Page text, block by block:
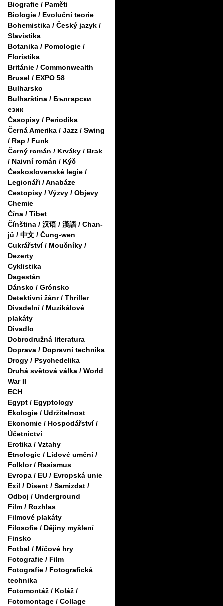
Biografie / Paměti
Biologie / Evoluční teorie
Bohemistika / Český jazyk /
Slavistika
Botanika / Pomologie /
Floristika
Británie / Commonwealth
Brusel / EXPO 58
Bulharsko
Bulharština / Български
език
Časopisy / Periodika
Černá Amerika / Jazz / Swing
/ Rap / Funk
Černý román / Krváky / Brak
/ Naivní román / Kýč
Československé legie /
Legionáři / Anabáze
Cestopisy / Výzvy / Objevy
Chemie
Čína / Tibet
Čínština / 汉语 / 漢語 / Chan-
jü / 中文 / Čung-wen
Cukrářství / Moučníky /
Dezerty
Cyklistika
Dagestán
Dánsko / Grónsko
Detektivní žánr / Thriller
Divadelní / Muzikálové
plakáty
Divadlo
Dobrodružná literatura
Doprava / Dopravní technika
Drogy / Psychedelika
Druhá světová válka / World
War II
ECH
Egypt / Egyptology
Ekologie / Udržitelnost
Ekonomie / Hospodářství /
Účetnictví
Erotika / Vztahy
Etnologie / Lidové umění /
Folklor / Rasismus
Evropa / EU / Evropská unie
Exil / Disent / Samizdat /
Odboj / Underground
Film / Rozhlas
Filmové plakáty
Filosofie / Dějiny myšlení
Finsko
Fotbal / Míčové hry
Fotografie / Film
Fotografie / Fotografická
technika
Fotomontáž / Koláž /
Fotomontage / Collage